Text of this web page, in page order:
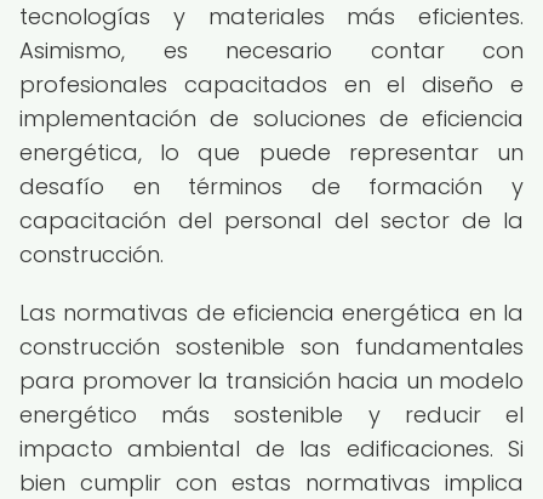
tecnologías y materiales más eficientes.
Asimismo, es necesario contar con
profesionales capacitados en el diseño e
implementación de soluciones de eficiencia
energética, lo que puede representar un
desafío en términos de formación y
capacitación del personal del sector de la
construcción.
Las normativas de eficiencia energética en la
construcción sostenible son fundamentales
para promover la transición hacia un modelo
energético más sostenible y reducir el
impacto ambiental de las edificaciones. Si
bien cumplir con estas normativas implica